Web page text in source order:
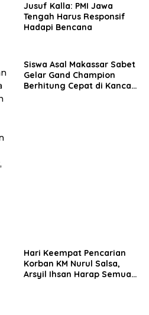
Jusuf Kalla: PMI Jawa
Tengah Harus Responsif
Hadapi Bencana
Siswa Asal Makassar Sabet
Gelar Gand Champion
Berhitung Cepat di Kancah
Hari Keempat Pencarian
Korban KM Nurul Salsa,
Arsyil Ihsan Harap Semua